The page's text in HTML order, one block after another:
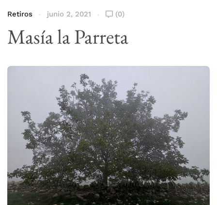
Retiros junio 2, 2021 (0)
Masía la Parreta